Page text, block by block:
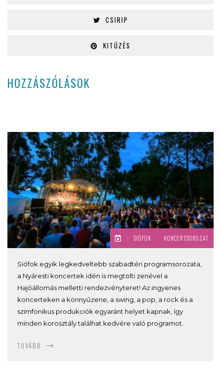
CSIRIP
KITŰZÉS
HOZZÁSZÓLÁSOK
/ SIÓFOK / KONCERTSOROZAT
Siófok egyik legkedveltebb szabadtéri programsorozata,
a Nyáresti koncertek idén is megtölti zenével a
Hajóállomás melletti rendezvényteret! Az ingyenes
koncerteken a könnyűzene, a swing, a pop, a rock és a
szimfonikus produkciók egyaránt helyet kapnak, így
minden korosztály találhat kedvére való programot.
TOVÁBB